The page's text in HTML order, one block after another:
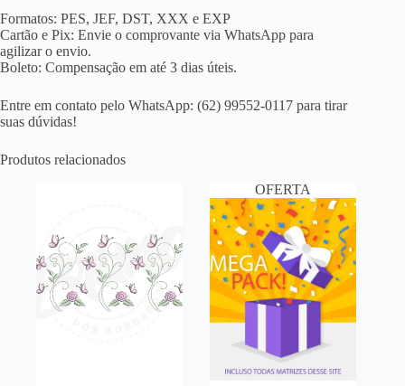
Formatos: PES, JEF, DST, XXX e EXP
Cartão e Pix: Envie o comprovante via WhatsApp para
agilizar o envio.
Boleto: Compensação em até 3 dias úteis.
Entre em contato pelo WhatsApp: (62) 99552-0117 para tirar
suas dúvidas!
Produtos relacionados
OFERTA